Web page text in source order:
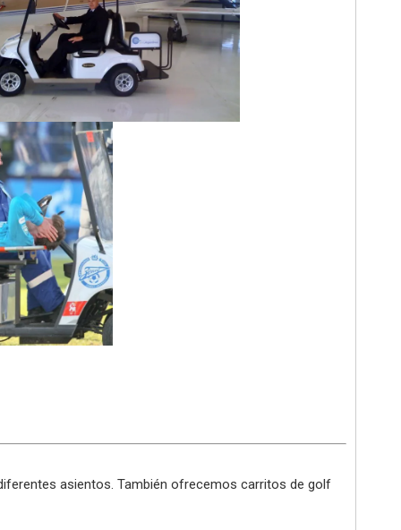
asientos. También ofrecemos carritos de golf